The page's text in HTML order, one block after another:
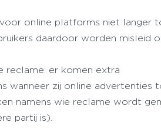
online platforms niet langer
daardoor worden misleid
reclame: er komen extra
wanneer zij online advertenties
namens wie reclame wordt
partij is).